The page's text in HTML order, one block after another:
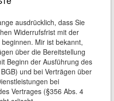
ausdrücklich, dass Sie
Widerrufsfrist mit der
Mir ist bekannt,
über die Bereitstellung
Beginn der Ausführung des
und bei Verträgen über
bei
Vertrages (§356 Abs. 4